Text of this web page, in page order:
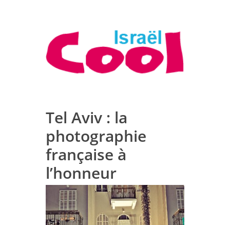
Tel Aviv : la
photographie
française à
l’honneur